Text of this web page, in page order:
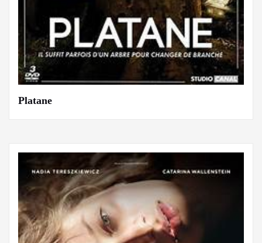
Platane